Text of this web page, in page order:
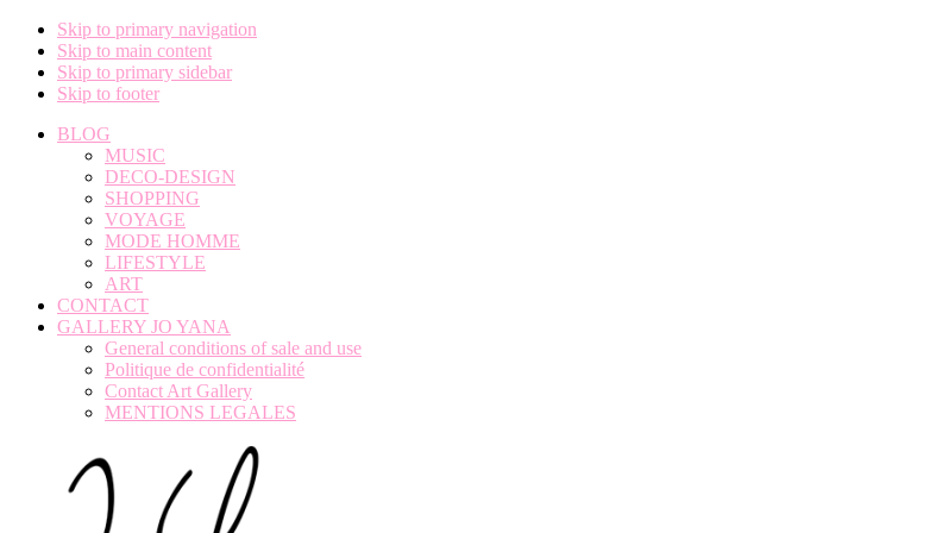
Skip to primary navigation
Skip to main content
Skip to primary sidebar
Skip to footer
BLOG
MUSIC
DECO-DESIGN
SHOPPING
VOYAGE
MODE HOMME
LIFESTYLE
ART
CONTACT
GALLERY JO YANA
General conditions of sale and use
Politique de confidentialité
Contact Art Gallery
MENTIONS LEGALES